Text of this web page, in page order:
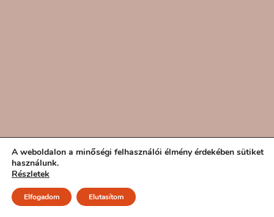
A weboldalon a minőségi felhasználói élmény érdekében sütiket
használunk.
Részletek
Elfogadom Elutasítom